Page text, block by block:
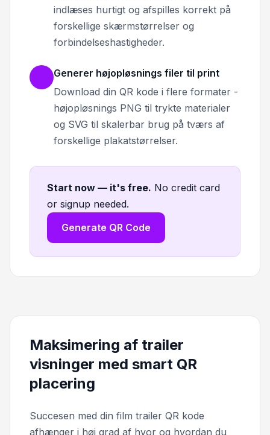
indlæses hurtigt og afspilles korrekt på
forskellige skærmstørrelser og
forbindelseshastigheder.
Generer højopløsnings filer til print
Download din QR kode i flere formater -
højopløsnings PNG til trykte materialer
og SVG til skalerbar brug på tværs af
forskellige plakatstørrelser.
Start now — it's free. No credit card
or signup needed.
Generate QR Code
Maksimering af trailer
visninger med smart QR
placering
Succesen med din film trailer QR kode
afhænger i høj grad af hvor og hvordan du